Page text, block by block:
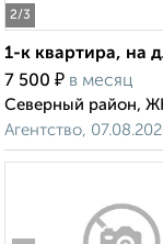
2/3
1-к квартира, на
7 500 ₽ в месяц
Северный район,
Агентство,